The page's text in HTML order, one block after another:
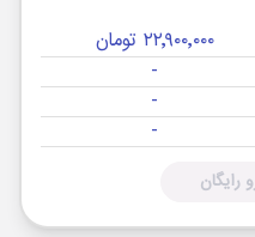
۲۲٬۹۰۰٬۰۰۰ تومان
-
-
-
رایگان